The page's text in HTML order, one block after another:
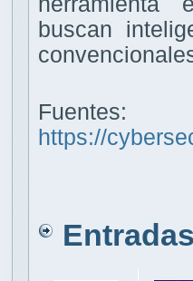
buscan
Fuentes:
https://
Entradas